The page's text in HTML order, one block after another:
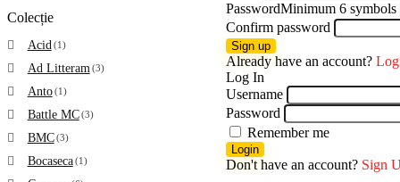
Colecție
Acid(1)
Ad Litteram(3)
Anto(1)
Battle MC(3)
BMC(3)
Bocaseca(1)
PasswordMinimum 6 symbols
Confirm password
Sign up
Already have an account?
Log In
Username
Password
Remember me
Login
Don't have an account? Sign